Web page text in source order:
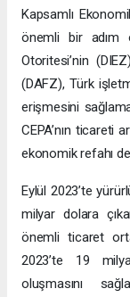
Kapsamlı
önemli bir adım
Otoritesi’nin
(DAFZ), Türk
erişmesini
CEPA’nın ticareti
ekonomik refahı
Eylül 2023’te
milyar dolara
önemli ticaret
2023’te 19
oluşmasını